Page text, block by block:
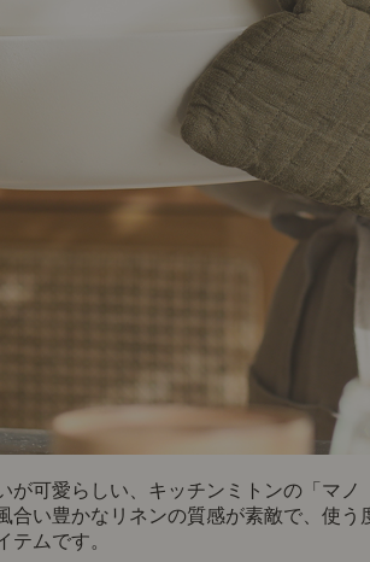
が可愛らしい、キッチンミトンの「マノ
合い豊かなリネンの質感が素敵で、使う
テムです。